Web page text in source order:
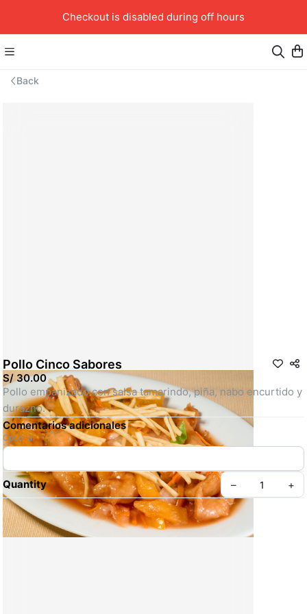
Checkout is disabled during off hours
Back
Pollo Cinco Sabores
S/ 30.00
Pollo empanizado con salsa tamarindo, piña, nabo encurtido y
durazno.
Comentarios adicionales
Optional
Quantity – +